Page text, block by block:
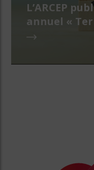
L’ARCEP
annuel «